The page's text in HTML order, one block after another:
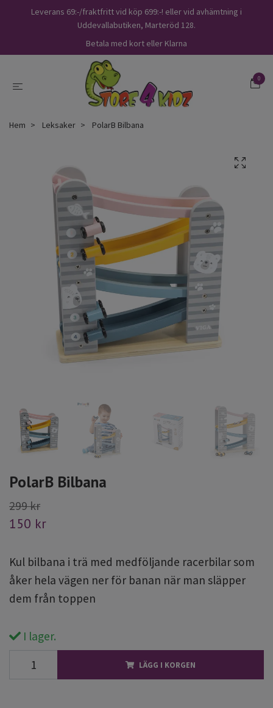
Leverans 69:-/fraktfritt vid köp 699:-! eller vid avhämtning i
Uddevallabutiken, Marteröd 128.
Betala med kort eller Klarna
0
Hem Leksaker PolarB Bilbana
PolarB Bilbana
299 kr
150 kr
Kul bilbana i trä med medföljande racerbilar som
åker hela vägen ner för banan när man släpper
dem från toppen
I lager.
LÄGG I KORGEN